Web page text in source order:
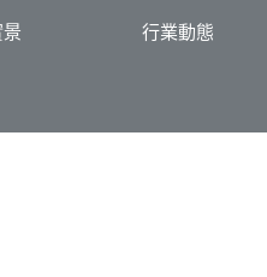
行業動態